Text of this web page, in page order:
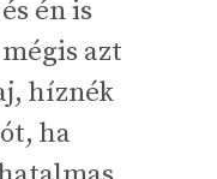
én is
azt
híznék
ha